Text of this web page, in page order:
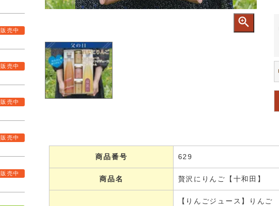
商品番号 629
商品名 贅沢にりんご【十和田】
【りんごジュース】りんご